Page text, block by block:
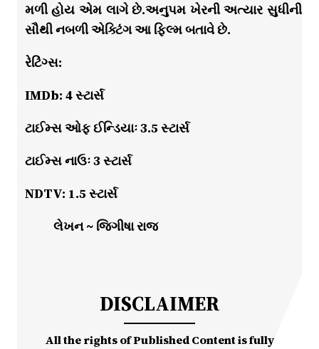
મળી હોય એમ લાગે છે.અનુપમ ખેરની અત્યાર સુધીની
સૌથી નબળી એક્ટિંગ આ ફિલ્મ બતાવે છે.
રેટિંગ્સ:
IMDb: 4 સ્ટાર્સ
ટાઈમ્સ ઓફ ઈન્ડિયાઃ 3.5 સ્ટાર્સ
ટાઈમ્સ નાઉઃ 3 સ્ટાર્સ
NDTV: 1.5 સ્ટાર્સ
લેખન ~ જિગીષા રાજ
DISCLAIMER
All the rights of Published Content is fully